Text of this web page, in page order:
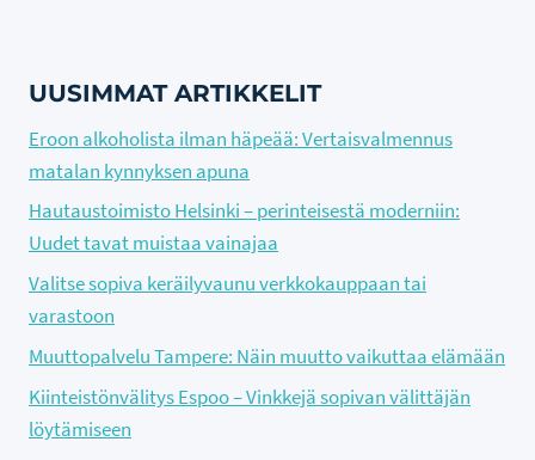
UUSIMMAT ARTIKKELIT
Eroon alkoholista ilman häpeää: Vertaisvalmennus
matalan kynnyksen apuna
Hautaustoimisto Helsinki – perinteisestä moderniin:
Uudet tavat muistaa vainajaa
Valitse sopiva keräilyvaunu verkkokauppaan tai
varastoon
Muuttopalvelu Tampere: Näin muutto vaikuttaa elämään
Kiinteistönvälitys Espoo – Vinkkejä sopivan välittäjän
löytämiseen